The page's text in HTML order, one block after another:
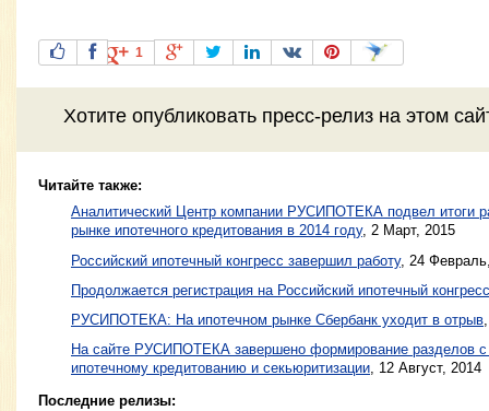
1
Хотите опубликовать пресс-релизна этом
Читайте также:
Аналитический Центр компании РУСИПОТЕКА подвел итоги
рынке ипотечного кредитования в 2014 году, 2 Март, 2015
Российский ипотечный конгресс завершил работу, 24
Продолжается регистрация на Российский ипотечный конгресс
РУСИПОТЕКА: На ипотечном рынке Сбербанк уходит в отрыв
На сайте РУСИПОТЕКА завершено формирование разделов с
ипотечному кредитованию и секьюритизации, 12 Август, 2014
Последние релизы: